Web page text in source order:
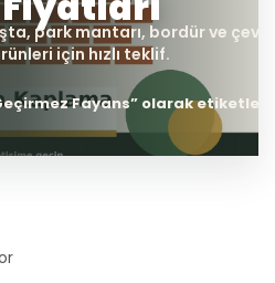
Fayans” olarak